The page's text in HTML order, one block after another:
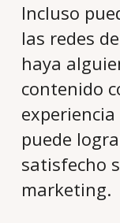
Incluso
las redes
haya
contenido
puede
satisfecho
marketing.